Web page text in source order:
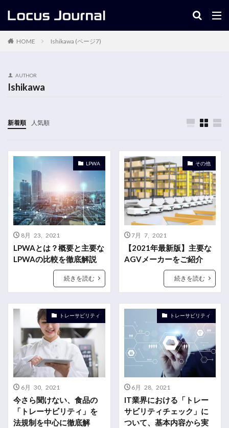
HOME Ishikawa (ページ7)
AUTHOR
Ishikawa
新着順 人気順
LPWA
8月 23, 2021
LPWAとは？概要と主要な
LPWAの比較を徹底解説
続きを読む
その他
7月 7, 2021
【2021年最新版】主要な
AGVメーカーをご紹介
続きを読む
トレーサビリティ
6月 30, 2021
今さら聞けない、食品の
「トレーサビリティ」を
法規制を中心に徹底解
トレーサビリティ
6月 28, 2021
IT業界における「トレー
サビリティチェック」に
ついて、基本内容から実